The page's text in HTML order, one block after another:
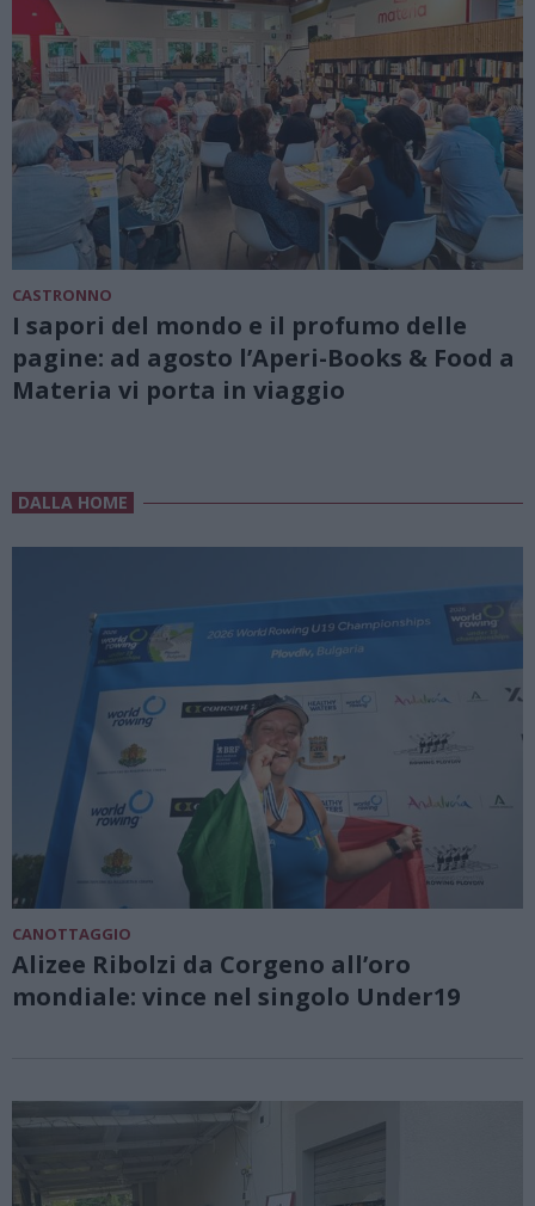
CASTRONNO
I sapori del mondo e il profumo delle
pagine: ad agosto l’Aperi-Books & Food a
Materia vi porta in viaggio
DALLA HOME
CANOTTAGGIO
Alizee Ribolzi da Corgeno all’oro
mondiale: vince nel singolo Under19